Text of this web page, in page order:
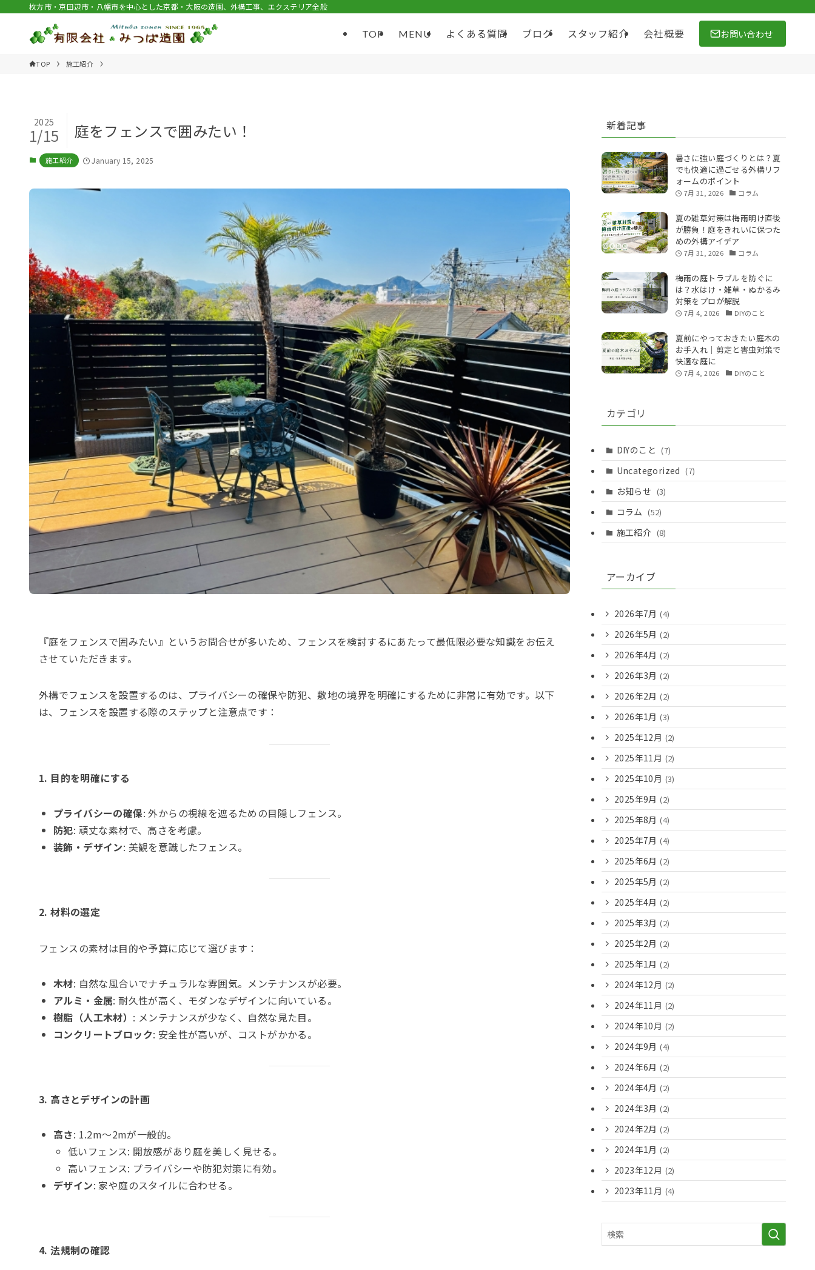
枚方市・京田辺市・八幡市を中心とした京都・大阪の造園、外構工事、エクステリア全般
TOP MENU よくある質問 ブログ スタッフ紹介 会社概要 お問い合わせ
TOP 施工紹介
庭をフェンスで囲みたい！
2025
1/15
施工紹介 January 15, 2025
『庭をフェンスで囲みたい』というお問合せが多いため、フェンスを検討するにあたって最低限必要な知識をお伝え
させていただきます。
外構でフェンスを設置するのは、プライバシーの確保や防犯、敷地の境界を明確にするために非常に有効です。以下
は、フェンスを設置する際のステップと注意点です：
1. 目的を明確にする
プライバシーの確保: 外からの視線を遮るための目隠しフェンス。
防犯: 頑丈な素材で、高さを考慮。
装飾・デザイン: 美観を意識したフェンス。
2. 材料の選定
フェンスの素材は目的や予算に応じて選びます：
木材: 自然な風合いでナチュラルな雰囲気。メンテナンスが必要。
アルミ・金属: 耐久性が高く、モダンなデザインに向いている。
樹脂（人工木材） : メンテナンスが少なく、自然な見た目。
コンクリートブロック: 安全性が高いが、コストがかかる。
3. 高さとデザインの計画
高さ: 1.2m～2mが一般的。
低いフェンス: 開放感があり庭を美しく見せる。
高いフェンス: プライバシーや防犯対策に有効。
デザイン: 家や庭のスタイルに合わせる。
4. 法規制の確認
新着記事
暑さに強い庭づくりとは？夏
でも快適に過ごせる外構リフ
ォームのポイント
7月 31, 2026 コラム
夏の雑草対策は梅雨明け直後
が勝負！庭をきれいに保つた
めの外構アイデア
7月 31, 2026 コラム
梅雨の庭トラブルを防ぐに
は？水はけ・雑草・ぬかるみ
対策をプロが解説
7月 4, 2026 DIYのこと
夏前にやっておきたい庭木の
お手入れ｜剪定と害虫対策で
快適な庭に
7月 4, 2026 DIYのこと
カテゴリ
DIYのこと (7)
Uncategorized (7)
お知らせ (3)
コラム (52)
施工紹介 (8)
アーカイブ
2026年7月 (4)
2026年5月 (2)
2026年4月 (2)
2026年3月 (2)
2026年2月 (2)
2026年1月 (3)
2025年12月 (2)
2025年11月 (2)
2025年10月 (3)
2025年9月 (2)
2025年8月 (4)
2025年7月 (4)
2025年6月 (2)
2025年5月 (2)
2025年4月 (2)
2025年3月 (2)
2025年2月 (2)
2025年1月 (2)
2024年12月 (2)
2024年11月 (2)
2024年10月 (2)
2024年9月 (4)
2024年6月 (2)
2024年4月 (2)
2024年3月 (2)
2024年2月 (2)
2024年1月 (2)
2023年12月 (2)
2023年11月 (4)